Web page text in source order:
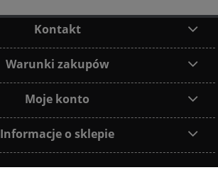
Kontakt
Warunki zakupów
Moje konto
Informacje o sklepie